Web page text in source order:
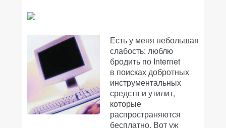
Есть у меня небольшая
слабость: люблю
бродить по Internet
в поисках добротных
инструментальных
средств и утилит,
которые
распространяются
бесплатно. Вот уж